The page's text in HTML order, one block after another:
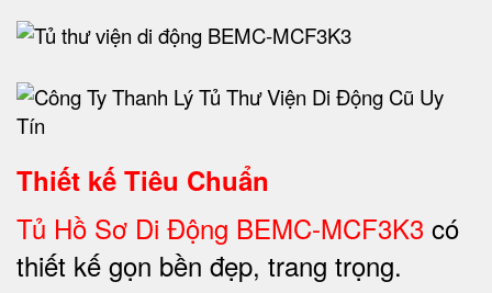
Thiết kế Tiêu Chuẩn
Tủ Hồ Sơ Di Động BEMC-MCF3K3 có
thiết kế gọn bền đẹp, trang trọng.